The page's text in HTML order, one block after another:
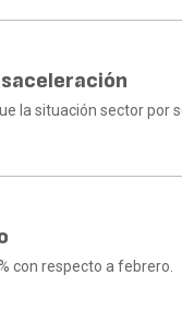
la situación sector por
con respecto a febrero.